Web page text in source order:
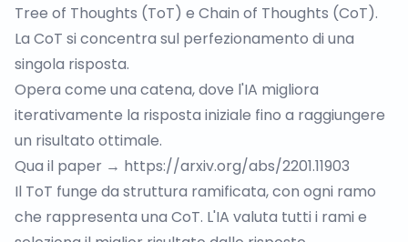
Tree of Thoughts (ToT) e Chain of Thoughts (CoT).
La CoT si concentra sul perfezionamento di una
singola risposta.
Opera come una catena, dove l'IA migliora
iterativamente la risposta iniziale fino a raggiungere
un risultato ottimale.
Qua il paper → https://arxiv.org/abs/2201.11903
Il ToT funge da struttura ramificata, con ogni ramo
che rappresenta una CoT. L'IA valuta tutti i rami e